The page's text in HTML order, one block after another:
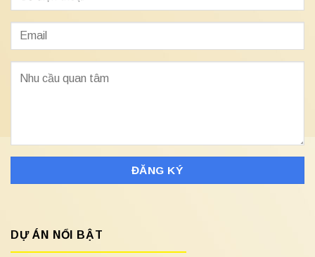
DỰ ÁN NỔI BẬT